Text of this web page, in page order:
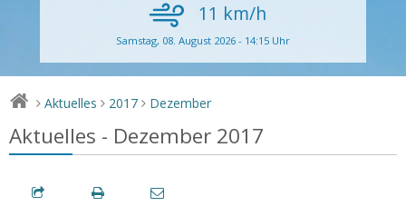
11 km/h
Samstag, 08. August 2026 - 14:15 Uhr
> Aktuelles > 2017 > Dezember
Aktuelles - Dezember 2017